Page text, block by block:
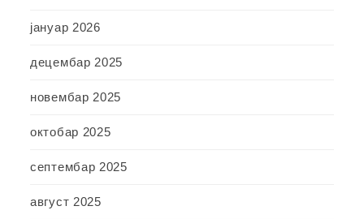
јануар 2026
децембар 2025
новембар 2025
октобар 2025
септембар 2025
август 2025